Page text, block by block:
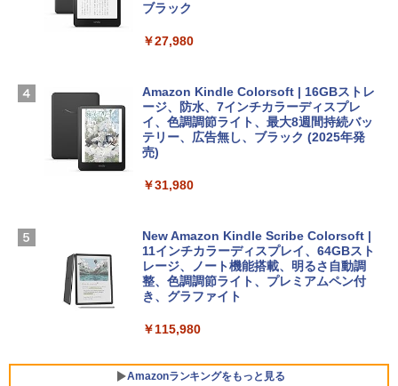
スプレイ、16GBユニファイドメモリ、1
ームカメラ、日本語キーボード、Touch I
￥261,414
【Amazon.co.jp限定】 HP ノートパソコ
ン 15-fd 15.6インチ 16GBメモリ 512GB
FMV ノートパソコン WE1-K3 (MS 365 P
ersonal/Copilotキー搭載/Win 11/15.6型/
Core i5/16GB/SSD 512GB/ホワイト) FM
VWK3E15W_AZ
￥139,880
Robloxギフトカード - 2,000 Robux 【限
ラインコード版
￥3,200
ト): Java & Bedrock Edition | オンライ
￥3,600
1冊ですべて身につくHTML & CSSとWe
￥1,292
FM TOWNS ハイパー・カタログ: 本体ハ
ェクトリストと最新エミュレータ紹介
ブラック
￥27,980
Amazon Kindle Colorsoft | 16GBストレ
ージ、防水、7インチカラーディスプレ
イ、色調調節ライト、最大8週間持続バッ
テリー、広告無し、ブラック (2025年発
売)
￥31,980
New Amazon Kindle Scribe Colorsoft |
11インチカラーディスプレイ、64GBスト
レージ、ノート機能搭載、明るさ自動調
整、色調調節ライト、プレミアムペン付
き、グラファイト
￥115,980
Amazonランキングをもっと見る